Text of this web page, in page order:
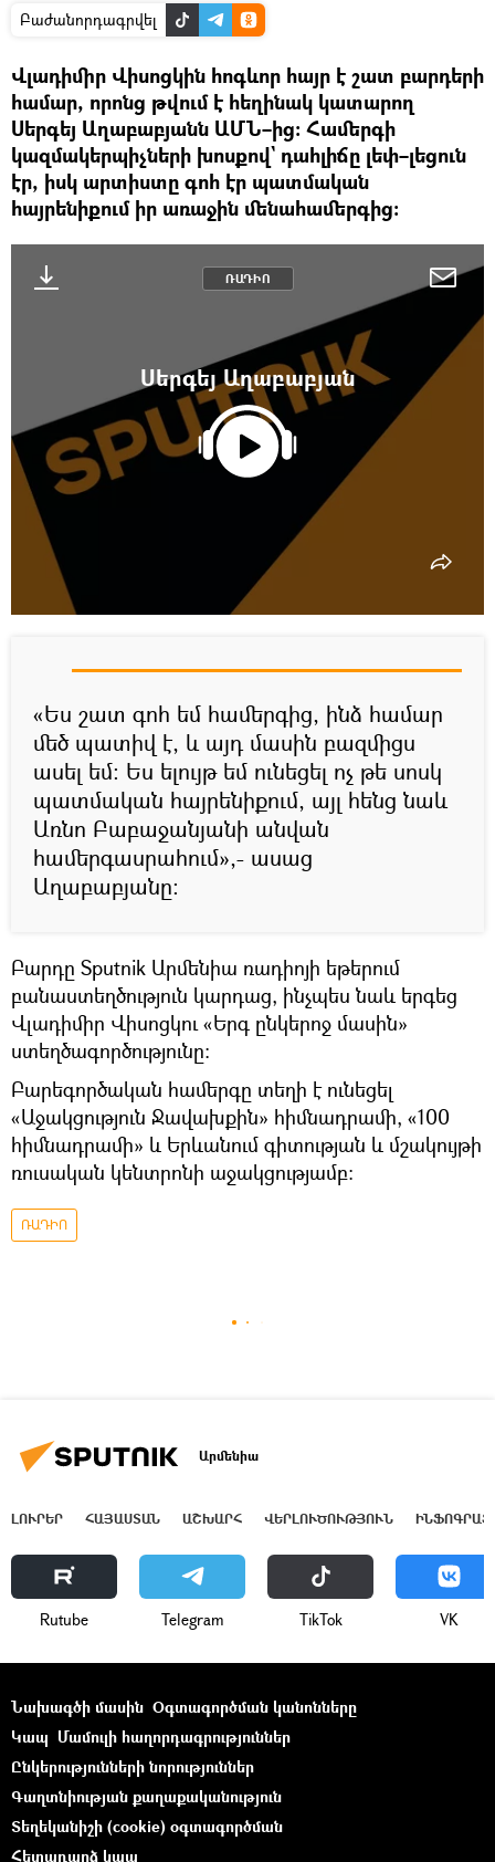
Բաժանորդագրվել
Վլադիմիր Վիսոցկին հոգևոր հայր է շատ բարդերի
համար, որոնց թվում է հեղինակ կատարող
Սերգեյ Աղաբաբյանն ԱՄՆ–ից։ Համերգի
կազմակերպիչների խոսքով` դահլիճը լեփ–լեցուն
էր, իսկ արտիստը գոհ էր պատմական
հայրենիքում իր առաջին մենահամերգից։
ՌԱԴԻՈ
Սերգեյ Աղաբաբյան
«Ես շատ գոհ եմ համերգից, ինձ համար
մեծ պատիվ է, և այդ մասին բազմիցս
ասել եմ։ Ես ելույթ եմ ունեցել ոչ թե սոսկ
պատմական հայրենիքում, այլ հենց նաև
Առնո Բաբաջանյանի անվան
համերգասրահում»,- ասաց
Աղաբաբյանը։
Բարդը Sputnik Արմենիա ռադիոյի եթերում
բանաստեղծություն կարդաց, ինչպես նաև երգեց
Վլադիմիր Վիսոցկու «Երգ ընկերոջ մասին»
ստեղծագործությունը։
Բարեգործական համերգը տեղի է ունեցել
«Աջակցություն Ջավախքին» հիմնադրամի, «100
հիմնադրամի» և Երևանում գիտության և մշակույթի
ռուսական կենտրոնի աջակցությամբ։
ՌԱԴԻՈ
Արմենիա
ԼՈՒՐԵՐ ՀԱՅԱՍՏԱՆ ԱՇԽԱՐՀ ՎԵՐԼՈՒԾՈՒԹՅՈՒՆ
Rutube Telegram ТikТоk VK
Նախագծի մասին Օգտագործման կանոնները
Կապ Մամուլի հաղորդագրություններ
Ընկերությունների նորություններ
Գաղտնիության քաղաքականություն
Տեղեկանիշի (cookie) օգտագործման
Հետադարձ կապ